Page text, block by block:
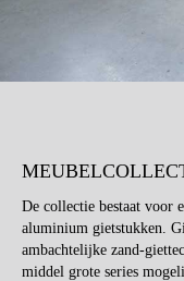
De collectie bestaat voor
aluminium gietstukken.
ambachtelijke zand-
middel grote series